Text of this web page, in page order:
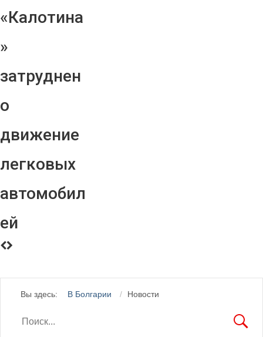
«Калотина
»
затруднен
о
движение
легковых
автомобил
ей
Вы здесь: В Болгарии Новости